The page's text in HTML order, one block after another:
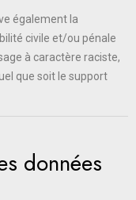
également la
civile et/ou pénale
à caractère raciste,
que soit le support
données